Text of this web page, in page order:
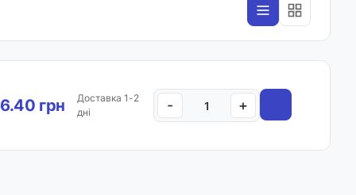
грн
Доставка 1-2
дні
- +